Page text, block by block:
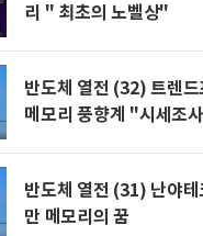
리 " 최초의 노벨상"
반도체 열전 (32) 트렌
메모리 풍향계 "시세조
반도체 열전 (31) 난야
만 메모리의 꿈